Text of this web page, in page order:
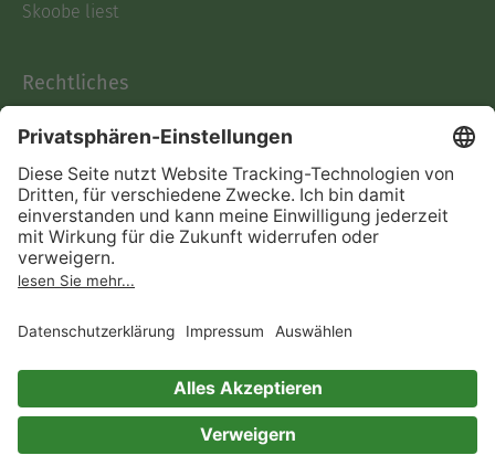
Skoobe liest
Rechtliches
AGB
Informationen nach Data
Act
Verträge hier kündigen
Impressum
Immer ein gutes Buch